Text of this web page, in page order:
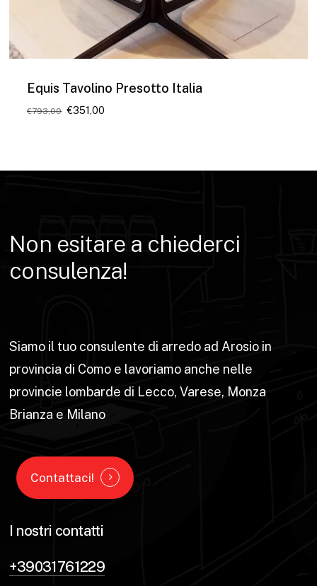
Equis Tavolino Presotto Italia
€793,00 Il
€351,00
Non esitare a chiederci
consulenza!
Siamo il tuo consulente di arredo ad Arosio in
provincia di Como e lavoriamo anche nelle
provincie lombarde di Lecco, Varese, Monza
Brianza e Milano
Contattaci!
I nostri contatti
+39031761229